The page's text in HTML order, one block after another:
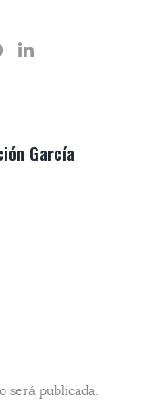
García
será publicada.